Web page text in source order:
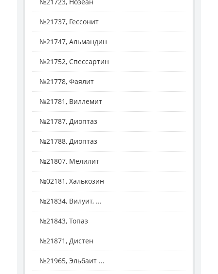
№21737, Гессонит
№21747, Альмандин
№21752, Спессартин
№21778, Фаялит
№21781, Виллемит
№21787, Диоптаз
№21788, Диоптаз
№21807, Мелилит
№02181, Халькозин
№21834, Вилуит, ...
№21843, Топаз
№21871, Дистен
№21965, Эльбаит ...